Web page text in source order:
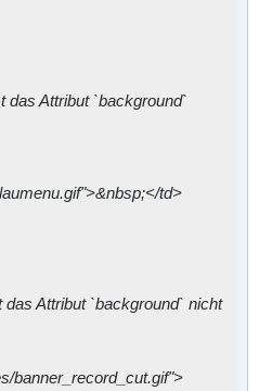
das Attribut `background`
td>
das Attribut `background` nicht
banner_record_cut.gif">